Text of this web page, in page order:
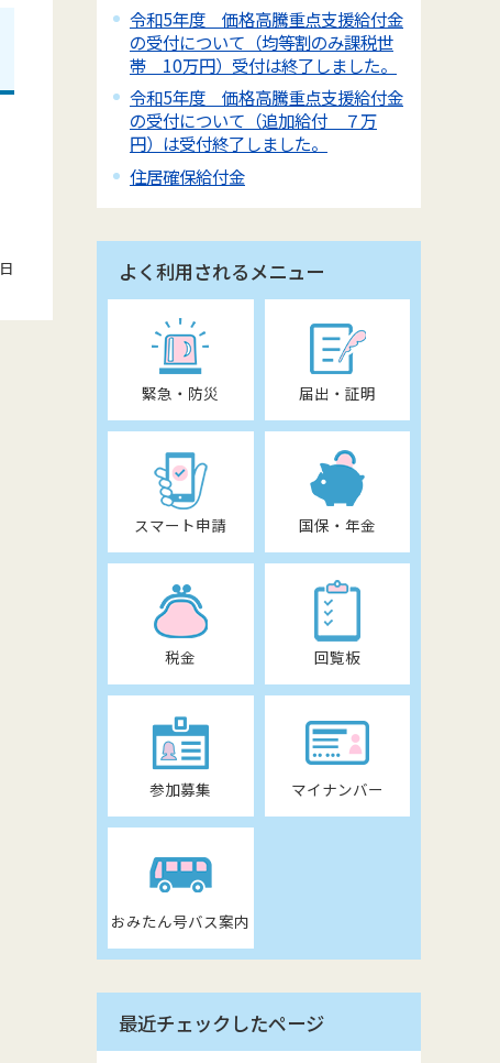
令和5年度 価格高騰重点支援給付金
の受付について（均等割のみ課税世
帯 10万円）受付は終了しました。
令和5年度 価格高騰重点支援給付金
の受付について（追加給付 ７万
円）は受付終了しました。
住居確保給付金
よく利用されるメニュー
緊急・防災 届出・証明
スマート申請 国保・年金
税金 回覧板
参加募集 マイナンバー
おみたん号バス案内
最近チェックしたページ